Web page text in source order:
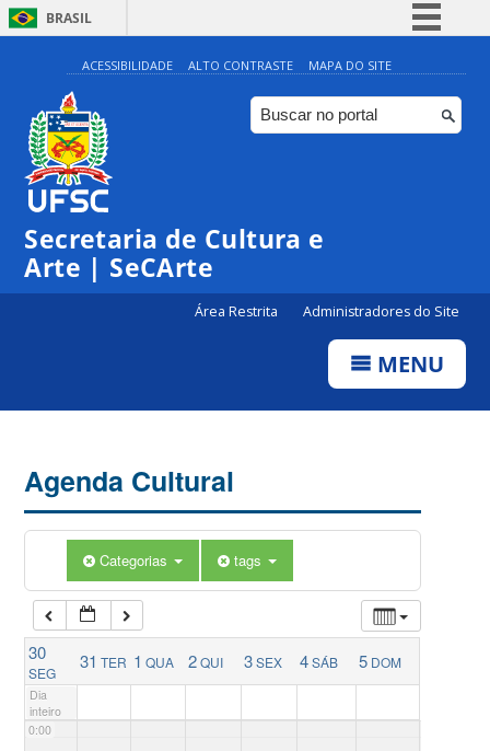
BRASIL
Simplifique!
Comunica BR
Participe
ACESSIBILIDADE ALTO CONTRASTE MAPA DO SITE
Secretaria de Cultura e
Arte | SeCArte
Área Restrita Administradores do Site
MENU
Agenda Cultural
Categorias tags
30
SEG
31 TER 1 QUA 2QUI 3SEX 4SÁB 5 DOM
Dia
inteiro
0:00